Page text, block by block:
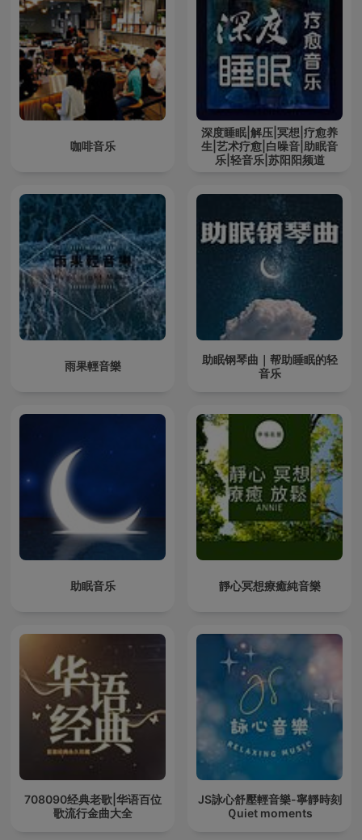
咖啡音乐
深度睡眠|解压|冥想|疗愈养
生|艺术疗愈|白噪音|助眠音
乐|轻音乐|苏阳阳频道
雨果輕音樂
助眠钢琴曲｜帮助睡眠的轻
音乐
助眠音乐 靜心冥想療癒純音樂
708090经典老歌|华语百位
歌流行金曲大全
JS詠心舒壓輕音樂-寧靜時刻
Ｑuiet moments